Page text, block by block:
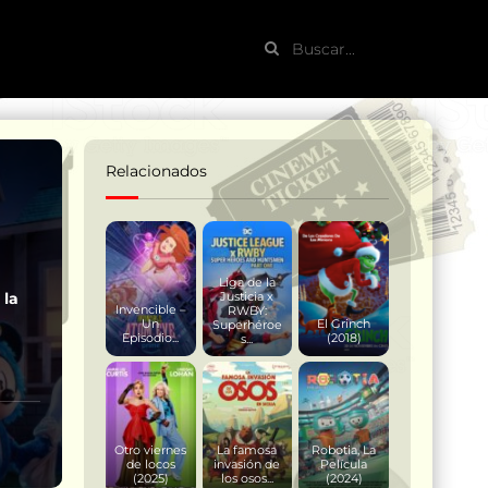
la
Relacionados
Invencible –
Un
Episodio...
Liga de la
Justicia x
RWBY:
Superhéroe
s...
El Grinch
(2018)
Otro viernes
de locos
(2025)
La famosa
invasión de
los osos...
Robotia, La
Película
(2024)